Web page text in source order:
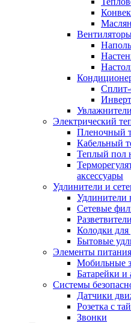
Электрический
Пленочный
Кабельный
Теплый пол
аксессуары
Удлинители и
Удлинители
Сетевые
Разветвители
Колодки для
Бытовые
Элементы
Мобильные
Батарейки и
Системы
Датчики
Розетка с
Звонки